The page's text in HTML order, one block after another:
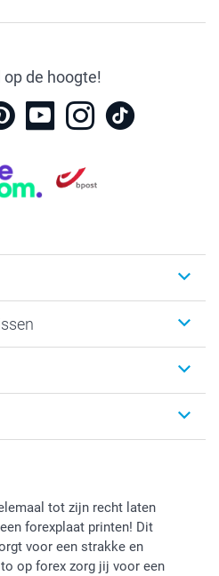
op de hoogte!
met fotoprints
tot zijn recht laten
forexplaat printen! Dit
voor een strakke en
op forex zorg jij voor een